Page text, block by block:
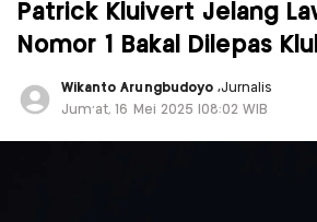
Patrick Kluivert Jelang
Nomor 1 Bakal Dilepas
Wikanto Arungbudoyo ,Jurnalis
Jum'at, 16 Mei 2025 |08:02 WIB